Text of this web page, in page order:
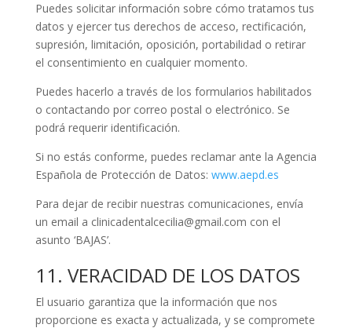
Puedes solicitar información sobre cómo tratamos tus
datos y ejercer tus derechos de acceso, rectificación,
supresión, limitación, oposición, portabilidad o retirar
el consentimiento en cualquier momento.
Puedes hacerlo a través de los formularios habilitados
o contactando por correo postal o electrónico. Se
podrá requerir identificación.
Si no estás conforme, puedes reclamar ante la Agencia
Española de Protección de Datos: www.aepd.es
Para dejar de recibir nuestras comunicaciones, envía
un email a clinicadentalcecilia@gmail.com con el
asunto ‘BAJAS’.
11. VERACIDAD DE LOS DATOS
El usuario garantiza que la información que nos
proporcione es exacta y actualizada, y se compromete